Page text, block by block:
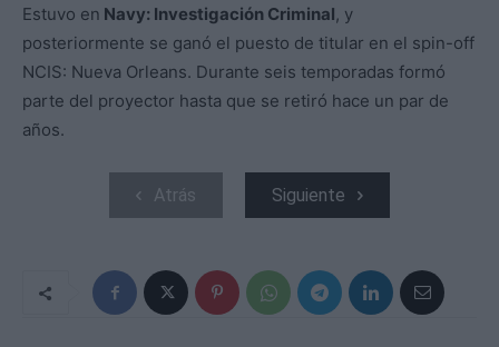
Estuvo en Navy: Investigación Criminal, y
posteriormente se ganó el puesto de titular en el spin-off
NCIS: Nueva Orleans. Durante seis temporadas formó
parte del proyector hasta que se retiró hace un par de
años.
Atrás Siguiente